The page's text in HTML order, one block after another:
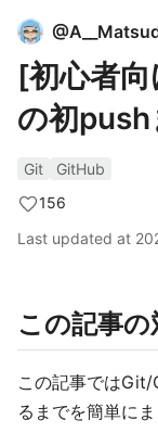
@
[初心者
の初push
Git
GitHub
156
Last updated at
この記事の
この記事では
るまでを簡単にま